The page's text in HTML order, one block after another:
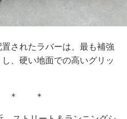
されたラバーは、最も補強
、硬い地面での高いグリッ
＊ ＊